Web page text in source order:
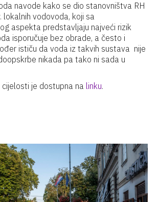
navode kako se dio stanovništva RH
lokalnih vodovoda, koji sa
aspekta predstavljaju najveći rizik
isporučuje bez obrade, a često i
ističu da voda iz takvih sustava nije
nikada pa tako ni sada u
je dostupna na linku.